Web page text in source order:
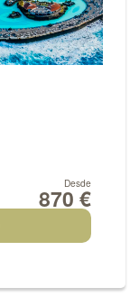
Desde
870 €